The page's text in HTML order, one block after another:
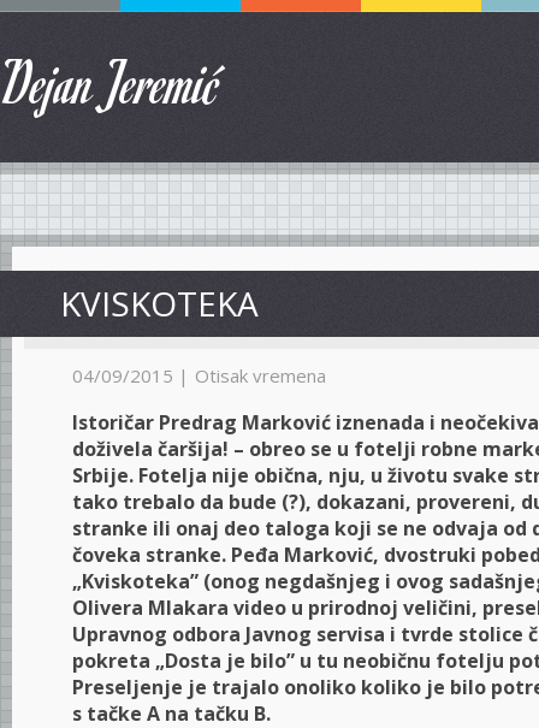
Dejan Jeremić
KVISKOTEKA
04/09/2015 | Otisak vremena
Istoričar Predrag Marković iznenada i
doživela čaršija! – obreo se u fotelji robne
Srbije. Fotelja nije obična, nju, u životu svake
tako trebalo da bude (?), dokazani, provereni,
stranke ili onaj deo taloga koji se ne odvaja od
čoveka stranke. Peđa Marković, dvostruki
„Kviskoteka” (onog negdašnjeg i ovog
Olivera Mlakara video u prirodnoj veličini,
Upravnog odbora Javnog servisa i tvrde stolice
pokreta „Dosta je bilo” u tu neobičnu fotelju
Preseljenje je trajalo onoliko koliko je bilo
s tačke A na tačku B.